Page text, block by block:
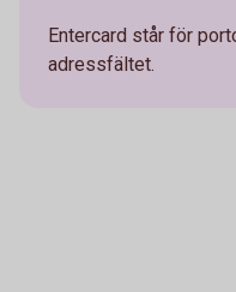
Entercard står för
adressfältet.